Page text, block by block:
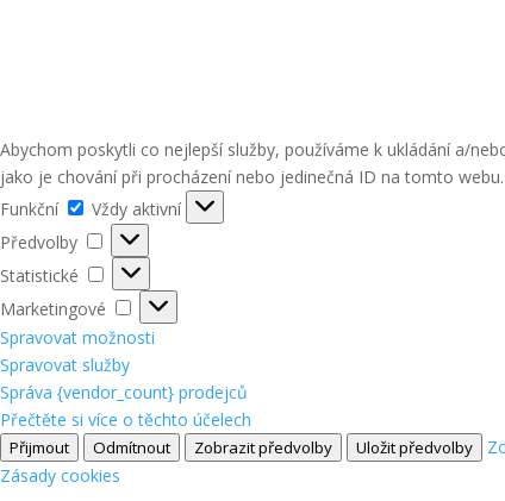
Abychom poskytli co nejlepší služby, používáme k ukládání a/
jako je chování při procházení nebo jedinečná ID na tomto
Funkční
Funkční
Vždy aktivní
Předvolby
Předvolby
Statistické
Statistické
Marketingové
Marketingové
Spravovat možnosti
Spravovat služby
Správa {vendor_count} prodejců
Přečtěte si více o těchto účelech
Přijmout Odmítnout Zobrazit předvolby Uložit předvolby
Zásady cookies